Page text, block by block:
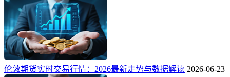
伦敦期货实时交易行情：2026最新走势与数据解读 2026-06-23